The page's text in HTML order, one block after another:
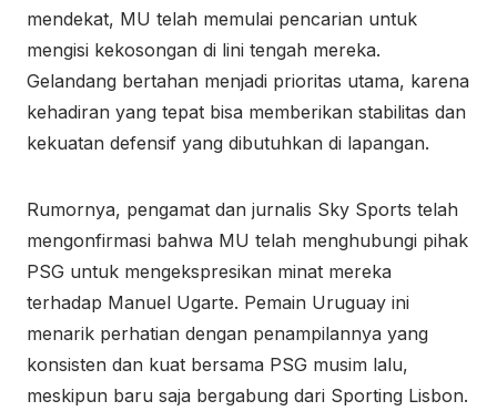
mendekat, MU telah memulai pencarian untuk
mengisi kekosongan di lini tengah mereka.
Gelandang bertahan menjadi prioritas utama, karena
kehadiran yang tepat bisa memberikan stabilitas dan
kekuatan defensif yang dibutuhkan di lapangan.
Rumornya, pengamat dan jurnalis Sky Sports telah
mengonfirmasi bahwa MU telah menghubungi pihak
PSG untuk mengekspresikan minat mereka
terhadap Manuel Ugarte. Pemain Uruguay ini
menarik perhatian dengan penampilannya yang
konsisten dan kuat bersama PSG musim lalu,
meskipun baru saja bergabung dari Sporting Lisbon.